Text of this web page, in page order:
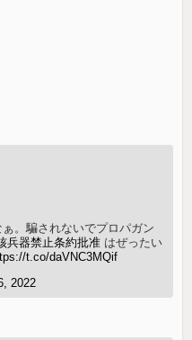
。騙されないでプロパガン
兵器禁止条約批准 はぜったい
t.co/daVNC3MQif
2022